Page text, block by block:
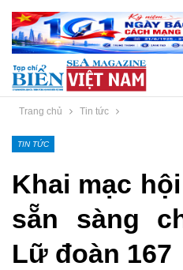
Trang chủ Tin tức
TIN TỨC
Khai mạc
sẵn sàng
Lữ đoàn 167